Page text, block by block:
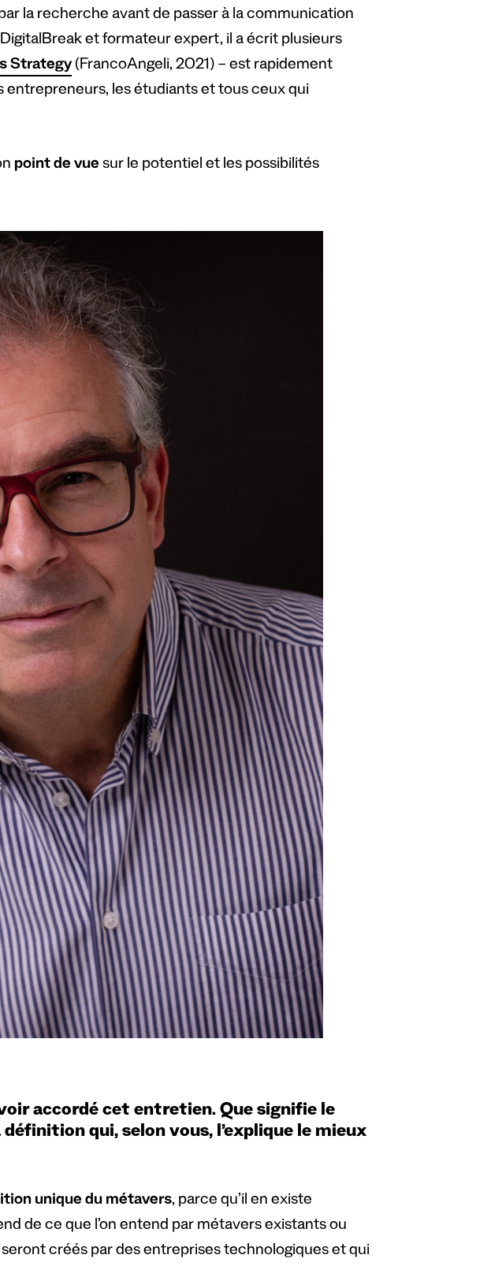
la recherche avant de passer à la communication
et formateur expert, il a écrit plusieurs
Strategy(FrancoAngeli, 2021) – est rapidement
les étudiants et tous ceux qui
point de vue sur le potentiel et les possibilités
accordé cet entretien. Que signifie le
qui, selon vous, l’explique le mieux
unique du métavers, parce qu’il en existe
de ce que l’on entend par métavers existants ou
créés par des entreprises technologiques et qui